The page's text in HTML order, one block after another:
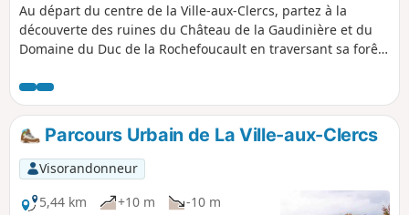
Au départ du centre de la Ville-aux-Clercs, partez à la
découverte des ruines du Château de la Gaudinière et du
Domaine du Duc de la Rochefoucault en traversant sa forêt.
vers le plan d'eau du village après avoir aperçu la Chapelle
Sainte-Radegonde.
Parcours Urbain de La Ville-aux-Clercs
Visorandonneur
5,44 km
+10 m
-10 m